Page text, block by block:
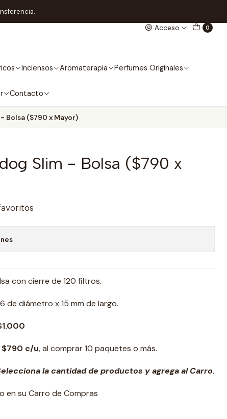
Acceso 0
Inciensos Aromaterapia Perfumes Originales
Contacto
Bolsa ($790 x Mayor)
Slim - Bolsa ($790 x
con cierre de 120 filtros.
6 de diámetro x 15 mm de largo.
c/u, al comprar 10 paquetes o más.
la cantidad de productos y agrega al Carro.
en su Carro de Compras